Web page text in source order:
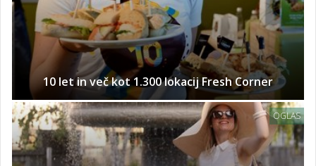
10 let in več kot 1.300 lokacij Fresh Corner
OGLAS